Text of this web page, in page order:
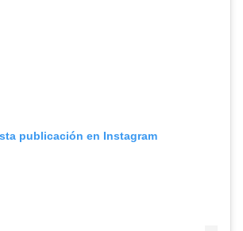
publicación en Instagram